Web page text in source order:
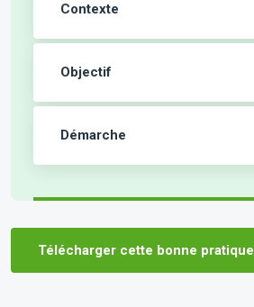
Contexte
Objectif
Démarche
Télécharger cette bonne pratique